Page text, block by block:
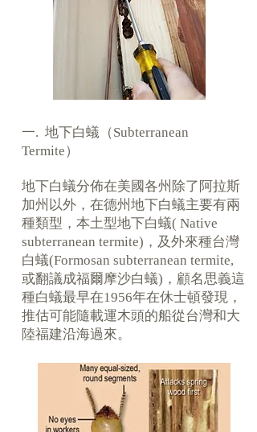
一. 地下白蟻（Subterranean
Termite）
地下白蟻分佈在美國各州除了阿拉斯
加州以外，在德州地下白蟻主要有兩
種類型，本土型地下白蟻( Native
subterranean termite)，及外來種台灣
白蟻(Formosan subterranean termite,
或翻議成福爾摩沙白蟻)，顧名思義這
種白蟻最早在1956年在休士頓發現，
推估可能隨載運木頭的船從台灣和大
陸福建沿海過來。